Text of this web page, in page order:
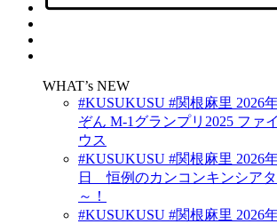
WHAT’s NEW
#KUSUKUSU #関根麻里 2026
ぞん M-1グランプリ2025 ファ
ウス
#KUSUKUSU #関根麻里 2026
日 恒例のカンコンキンシア
～！
#KUSUKUSU #関根麻里 2026